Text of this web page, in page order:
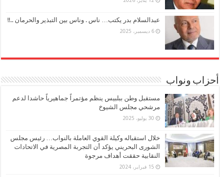
عبدالسلام بدر يكتب… ناس . وناس بين التبذير والحرمان ..!!
6 ديسمبر، 2025
أحزاب ونواب
مستقبل وطن ببلبيس ينظم مؤتمراً جماهيرياً حاشدا لدعم
مرشحي مجلس الشيوخ
30 يوليو، 2025
خلال استقباله وكيلة القوي العاملة بالنواب… رئيس مجلس
الشورى البحريني يؤكد أن التجربة المصرية في الاتحادات
النقابية حققت أهداف مرجوة
15 فبراير، 2024